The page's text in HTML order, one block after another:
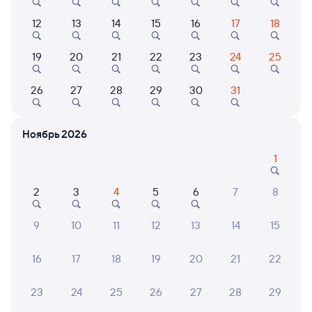
721Г Ласточка 9,5
Нижний Новгород
06:25 10:24
Выберите дату
12 13 14 15 16 17 18
19 20 21 22 23 24 25
26 27 28 29 30 31
Ноябрь 2026
1
2 3 4 5 6 7 8
9 10 11 12 13 14 15
16 17 18 19 20 21 22
23 24 25 26 27 28 29